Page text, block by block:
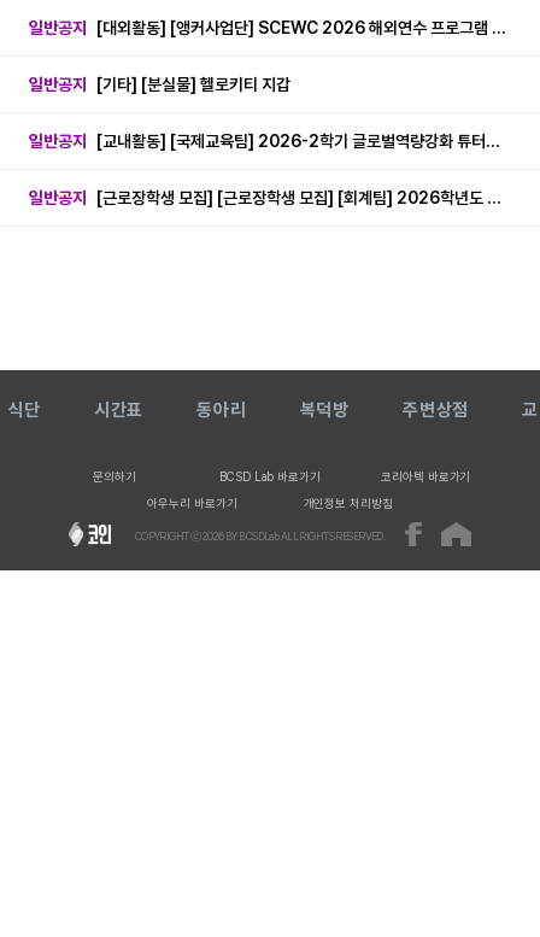
일반공지 [대외활동] [앵커사업단] SCEWC 2026 해외연수 프로그램 참가학생 모집 안내(~8.12.)
일반공지 [기타] [분실물] 헬로키티 지갑
일반공지 [교내활동] [국제교육팀] 2026-2학기 글로벌역량강화 튜터링 프로그램 튜터,튜티 모집(8.7~8.17)
일반공지 [근로장학생 모집] [근로장학생 모집] [회계팀] 2026학년도 하계방학 단기 근로장학생 모집 (8.24-8.28)
식단 시간표 동아리 복덕방 주변상점
문의하기 BCSD Lab 바로가기
코리아텍 바로가기
아우누리 바로가기
개인정보 처리방침
COPYRIGHT ⓒ2026BY BCSDLab ALL RIGHTS RESERVED.